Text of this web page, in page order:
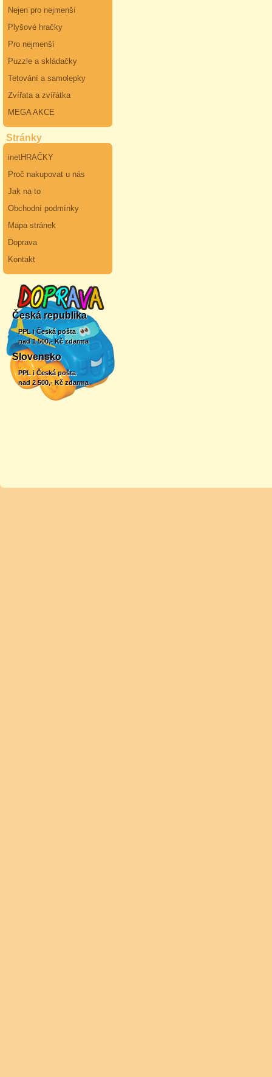
Nejen pro nejmenší
Plyšové hračky
Pro nejmenší
Puzzle a skládačky
Tetování a samolepky
Zvířata a zvířátka
MEGA AKCE
Stránky
inetHRAČKY
Proč nakupovat u nás
Jak na to
Obchodní podmínky
Mapa stránek
Doprava
Kontakt
Česká republika
PPL i Česká pošta
nad 1 500,- Kč zdarma
Slovensko
PPL i Česká pošta
nad 2 500,- Kč zdarma